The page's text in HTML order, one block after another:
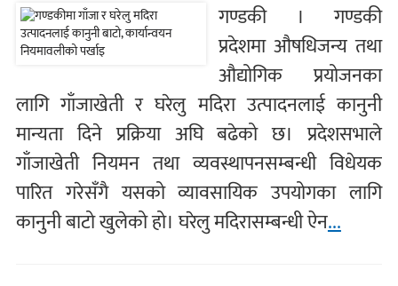
गण्डकी । गण्डकी
प्रदेशमा औषधिजन्य तथा
औद्योगिक प्रयोजनका
लागि गाँजाखेती र घरेलु मदिरा उत्पादनलाई कानुनी
मान्यता दिने प्रक्रिया अघि बढेको छ। प्रदेशसभाले
गाँजाखेती नियमन तथा व्यवस्थापनसम्बन्धी विधेयक
पारित गरेसँगै यसको व्यावसायिक उपयोगका लागि
कानुनी बाटो खुलेको हो। घरेलु मदिरासम्बन्धी ऐन...